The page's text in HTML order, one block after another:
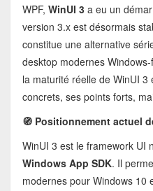
WPF, WinUI 3a eu un
version 3.x est désormais
constitue une alternative
desktop modernes
la maturité réelle de WinUI 3
concrets, ses points forts,
🧭 Positionnement actuel
WinUI 3 est le framework UI
Windows App SDK. Il
modernes pour Windows 10